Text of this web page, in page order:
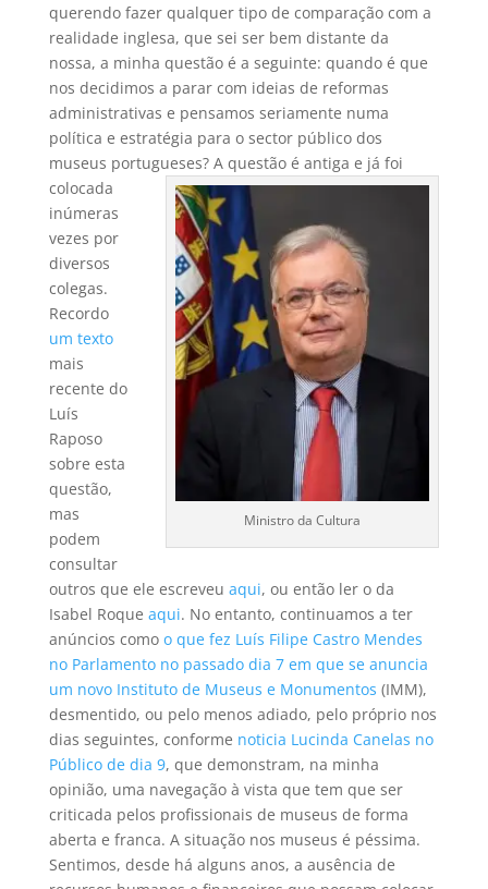
querendo fazer qualquer tipo de comparação com a
realidade inglesa, que sei ser bem distante da
nossa, a minha questão é a seguinte: quando é que
nos decidimos a parar com ideias de reformas
administrativas e pensamos seriamente numa
política e estratégia para o sector público dos
museus portugueses?
Ministro da Cultura
A questão é antiga e já foi
colocada
inúmeras
vezes por
diversos
colegas.
Recordo
um texto
mais
recente do
Luís
Raposo
sobre esta
questão,
mas
podem
consultar
outros que ele escreveu aqui, ou então ler o da
Isabel Roque aqui. No entanto, continuamos a ter
anúncios como o que fez Luís Filipe Castro Mendes
no Parlamento no passado dia 7 em que se anuncia
um novo Instituto de Museus e Monumentos (IMM),
desmentido, ou pelo menos adiado, pelo próprio nos
dias seguintes, conforme noticia Lucinda Canelas no
Público de dia 9, que demonstram, na minha
opinião, uma navegação à vista que tem que ser
criticada pelos profissionais de museus de forma
aberta e franca. A situação nos museus é péssima.
Sentimos, desde há alguns anos, a ausência de